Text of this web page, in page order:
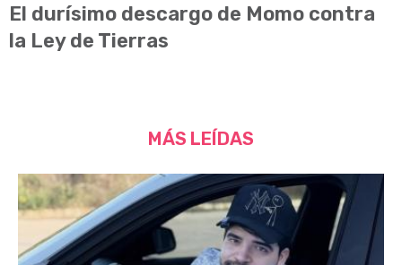
El durísimo descargo de Momo contra
la Ley de Tierras
MÁS LEÍDAS